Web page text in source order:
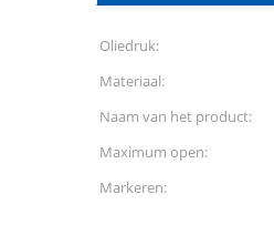
Oliedruk:
Materiaal:
Naam van het product:
Maximum open:
Markeren: